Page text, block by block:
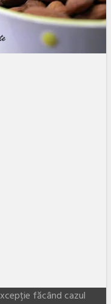
făcând cazul